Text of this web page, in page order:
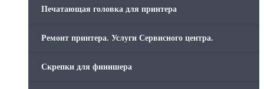
Печатающая головка для принтера
Ремонт принтера. Услуги Сервисного центра.
Скрепки для финишера